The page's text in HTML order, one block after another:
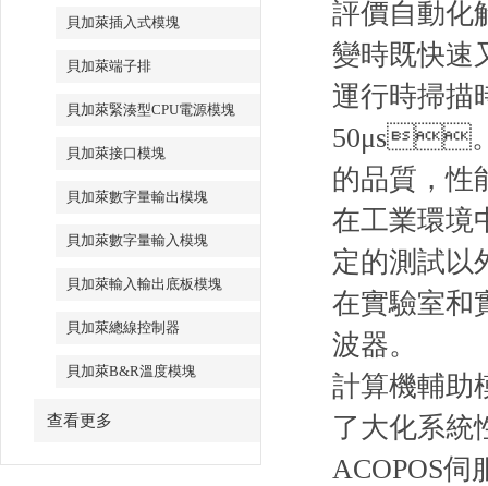
貝加萊插入式模塊
貝加萊端子排
貝加萊緊湊型CPU電源模塊
貝加萊接口模塊
貝加萊數字量輸出模塊
貝加萊數字量輸入模塊
貝加萊輸入輸出底板模塊
貝加萊總線控制器
貝加萊B&R溫度模塊
查看更多
評價自動化
變時既快速
運行時掃描
50μs
的品質，性
在工業環境
定的測試以
在實驗室和
波器。
計算機輔助
了大化系統性能
ACOPOS伺